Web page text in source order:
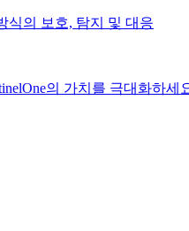
식의 보호, 탐지 및 대응
의 가치를 극대화하세